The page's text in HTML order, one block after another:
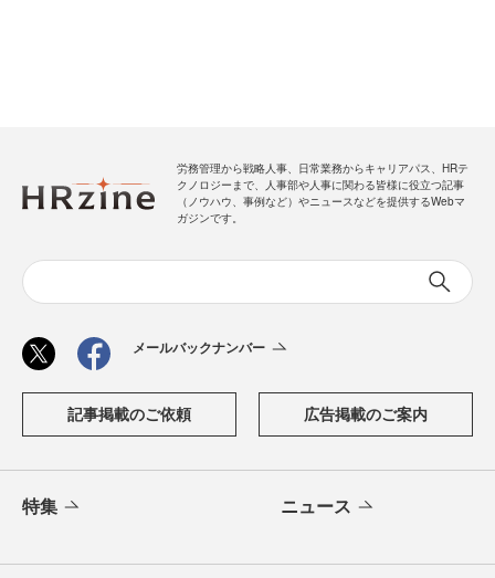
労務管理から戦略人事、日常業務からキャリアパス、HRテ
クノロジーまで、人事部や人事に関わる皆様に役立つ記事
（ノウハウ、事例など）やニュースなどを提供するWebマ
ガジンです。
メールバックナンバー
記事掲載のご依頼 広告掲載のご案内
特集 ニュース